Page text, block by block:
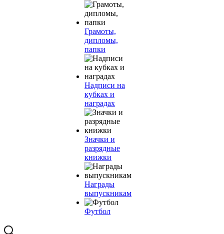
Грамоты,
дипломы,
папки
Надписи на
кубках и
наградах
Значки и
разрядные
книжки
Награды
выпускникам
Футбол